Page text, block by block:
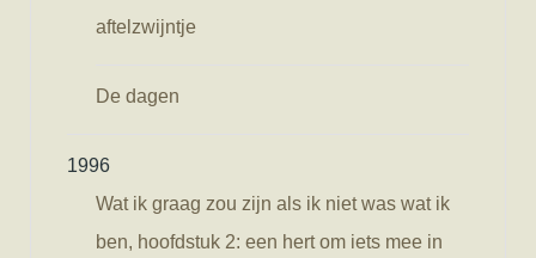
aftelzwijntje
De dagen
1996
Wat ik graag zou zijn als ik niet was wat ik
ben, hoofdstuk 2: een hert om iets mee in